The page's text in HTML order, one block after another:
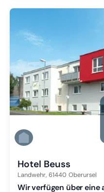
Hotel Beuss
Landwehr, 61440 Oberursel
Wir verfügen über eine